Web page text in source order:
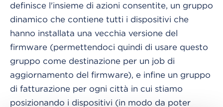
definisce l'insieme di azioni consentite, un gruppo
dinamico che contiene tutti i dispositivi che
hanno installata una vecchia versione del
firmware (permettendoci quindi di usare questo
gruppo come destinazione per un job di
aggiornamento del firmware), e infine un gruppo
di fatturazione per ogni città in cui stiamo
posizionando i dispositivi (in modo da poter